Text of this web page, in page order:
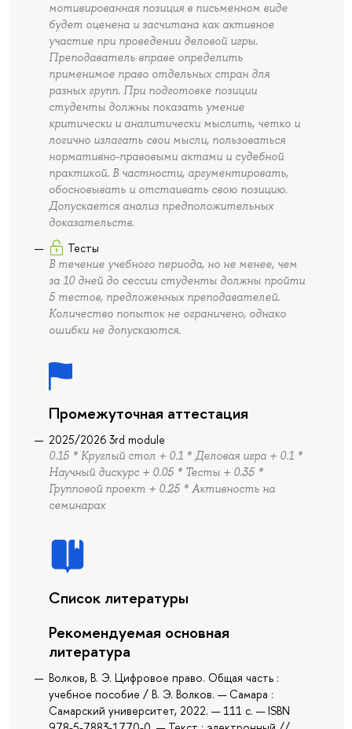
мотивированная позиция в письменном виде
будет оценена и засчитана как активное
участие при проведении деловой игры.
Преподаватель вправе определить
применимое право отдельных стран для
разных групп. При подготовке позиции
студенты должны показать умение
критически и аналитически мыслить, четко и
логично излагать свои мысли, пользоваться
нормативно-правовыми актами и судебной
практикой. В частности, аргументировать,
обосновывать и отстаивать свою позицию.
Допускается анализ предположительных
доказательств.
Тесты
В течение учебного периода, но не менее, чем
за 10 дней до сессии студенты должны пройти
5 тестов, предложенных преподавателей.
Количество попыток не ограничено, однако
ошибки не допускаются.
Промежуточная аттестация
2025/2026 3rd module
0.15 * Круглый стол + 0.1 * Деловая игра + 0.1 *
Научный дискурс + 0.05 * Тесты + 0.35 *
Групповой проект + 0.25 * Активность на
семинарах
Список литературы
Рекомендуемая основная
литература
Волков, В. Э. Цифровое право. Общая часть :
учебное пособие / В. Э. Волков. — Самара :
Самарский университет, 2022. — 111 с. — ISBN